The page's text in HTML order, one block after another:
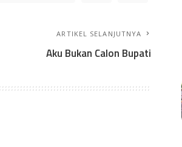
ARTIKEL SELANJUTNYA
Aku Bukan Calon Bupati